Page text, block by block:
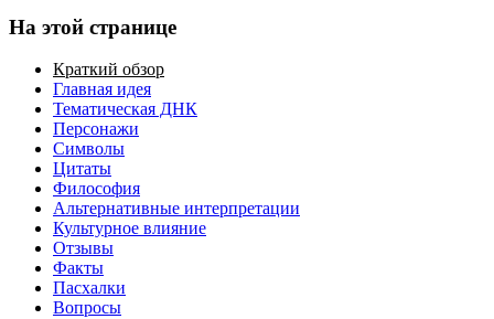
На этой странице
Краткий обзор
Главная идея
Тематическая ДНК
Персонажи
Символы
Цитаты
Философия
Альтернативные интерпретации
Культурное влияние
Отзывы
Факты
Пасхалки
Вопросы